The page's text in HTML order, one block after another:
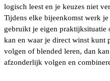
logisch leest en je keuzes niet
Tijdens elke bijeenkomst werk je
gebruikt je eigen praktijksituatie
kan en waar je direct winst kunt
volgen of blended leren, dan
afzonderlijk volgen en